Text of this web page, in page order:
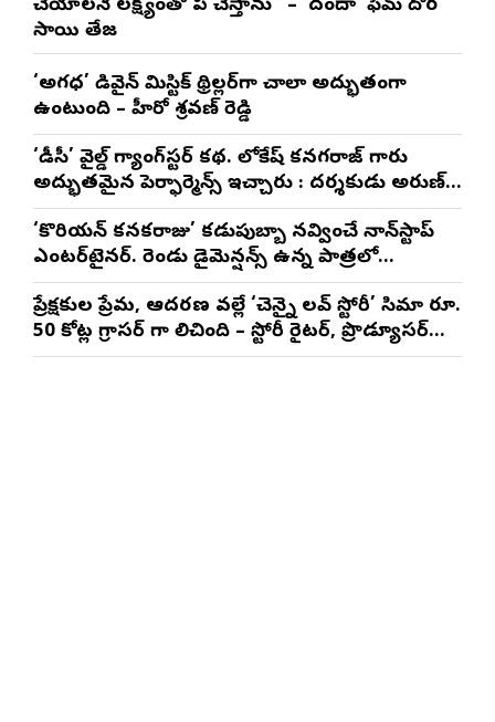
చేయాలనే లక్ష్యంతో పని చేస్తాను” – ‘దందా’ ఫేమ్ దొర
సాయి తేజ
‘అగధ’ డివైన్ మిస్టిక్ థ్రిల్లర్‌గా చాలా అద్భుతంగా
ఉంటుంది – హీరో శ్రవణ్ రెడ్డి
‘డీసీ’ వైల్డ్ గ్యాంగ్‌స్టర్ కథ. లోకేష్ కనగరాజ్ గారు
అద్భుతమైన పెర్ఫార్మెన్స్ ఇచ్చారు : దర్శకుడు అరుణ్
మాథేశ్వరన్
‘కొరియన్ కనకరాజు’ కడుపుబ్బా నవ్వించే నాన్‌స్టాప్
ఎంటర్‌టైనర్. రెండు డైమెన్షన్స్ ఉన్న పాత్రలో
నటించడం చాలా సంతృప్తినిచ్చింది : వరుణ్ తేజ్
ప్రేక్షకుల ప్రేమ, ఆదరణ వల్లే ‘చెన్నై లవ్ స్టోరీ’ సినిమా రూ.
50 కోట్ల గ్రాసర్ గా నిలిచింది – స్టోరీ రైటర్, ప్రొడ్యూసర్
సాయి రాజేష్